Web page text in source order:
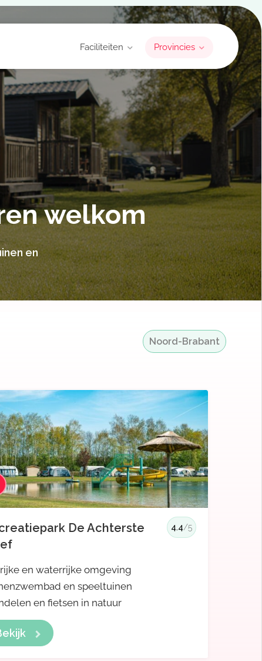
Faciliteiten Provincies
welkom
en
Noord-Brabant
De Achterste
4.4/5
en waterrijke omgeving
en speeltuinen
en fietsen in natuur